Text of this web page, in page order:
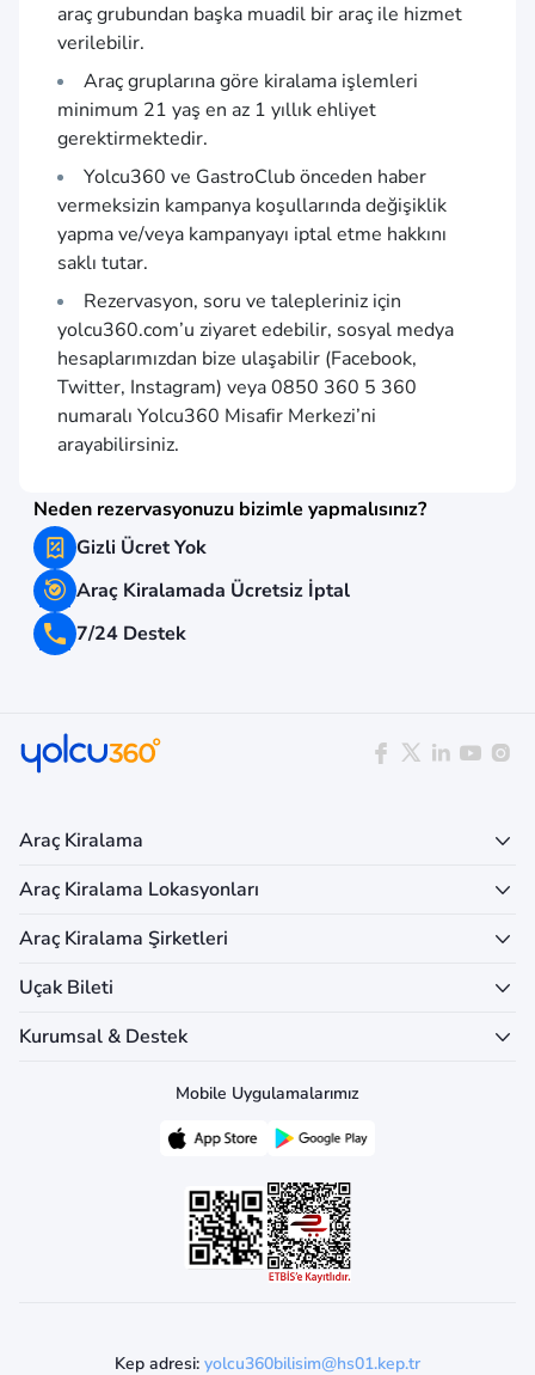
araç grubundan başka muadil bir araç ile hizmet
verilebilir.
Araç gruplarına göre kiralama işlemleri
minimum 21 yaş en az 1 yıllık ehliyet
gerektirmektedir.
Yolcu360 ve GastroClub önceden haber
vermeksizin kampanya koşullarında değişiklik
yapma ve/veya kampanyayı iptal etme hakkını
saklı tutar.
Rezervasyon, soru ve talepleriniz için
yolcu360.com’u ziyaret edebilir, sosyal medya
hesaplarımızdan bize ulaşabilir (Facebook,
Twitter, Instagram) veya 0850 360 5 360
numaralı Yolcu360 Misafir Merkezi’ni
arayabilirsiniz.
Neden rezervasyonuzu bizimle yapmalısınız?
Gizli Ücret Yok
Araç Kiralamada Ücretsiz İptal
7/24 Destek
Araç Kiralama
Araç Kiralama Lokasyonları
Araç Kiralama Şirketleri
Uçak Bileti
Kurumsal & Destek
Mobile Uygulamalarımız
Kep adresi: yolcu360bilisim@hs01.kep.tr